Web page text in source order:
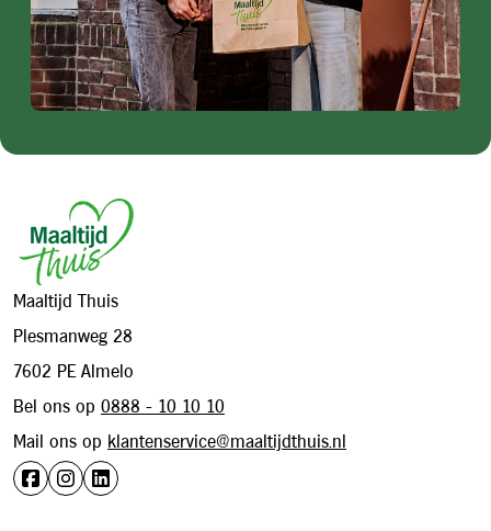
Maaltijd Thuis
Plesmanweg 28
7602 PE Almelo
Bel ons op 0888 - 10 10 10
Mail ons op klantenservice@maaltijdthuis.nl